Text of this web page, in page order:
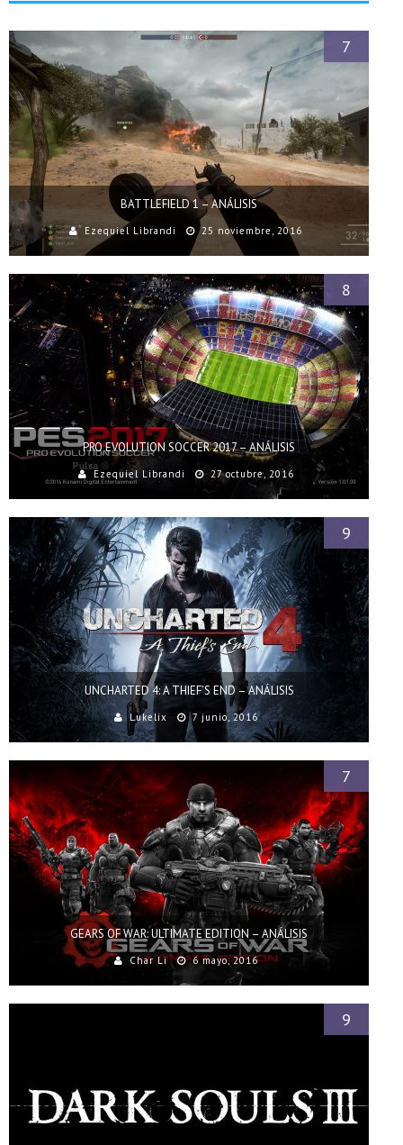
BATTLEFIELD 1 – ANÁLISIS
Ezequiel Librandi 25 noviembre, 2016
7
PRO EVOLUTION SOCCER 2017 – ANÁLISIS
Ezequiel Librandi 27 octubre, 2016
8
UNCHARTED 4: A THIEF’S END – ANÁLISIS
Lukelix 7 junio, 2016
9
GEARS OF WAR: ULTIMATE EDITION – ANÁLISIS
Char Li 6 mayo, 2016
7
9